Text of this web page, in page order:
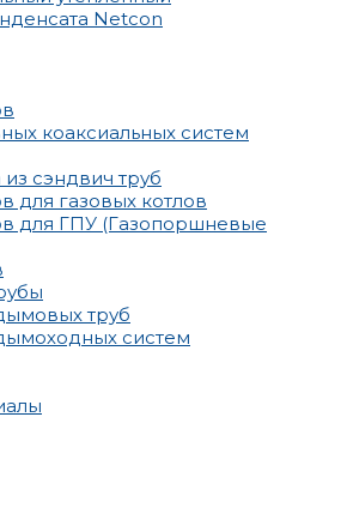
Netcon
коаксиальных систем
сэндвич труб
газовых котлов
для ГПУ (Газопоршневые
труб
систем